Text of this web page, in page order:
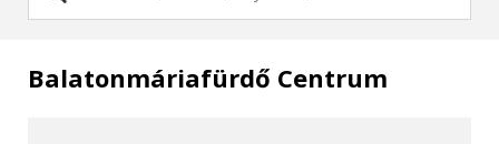
Balatonmáriafürdő Centrum